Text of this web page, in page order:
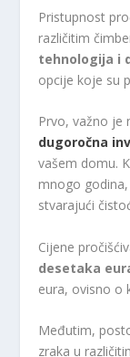
Pristupnost
različitim
tehnologija i
opcije koje su
Prvo, važno je
dugoročna
vašem domu.
mnogo
stvarajući
Cijene
desetaka
eura, ovisno o
Međutim,
zraka u